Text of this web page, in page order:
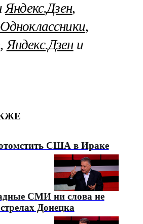
Яндекс.Дзен,
Одноклассники,
,Яндекс.Дзени
США в Ираке
СМИ ни слова не
Донецка